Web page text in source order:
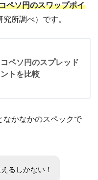
ペソ円のスワップポイ
所調べ）です。
コペソ円のスプレッド
トを比較
なかなかのスペックで
るしかない！